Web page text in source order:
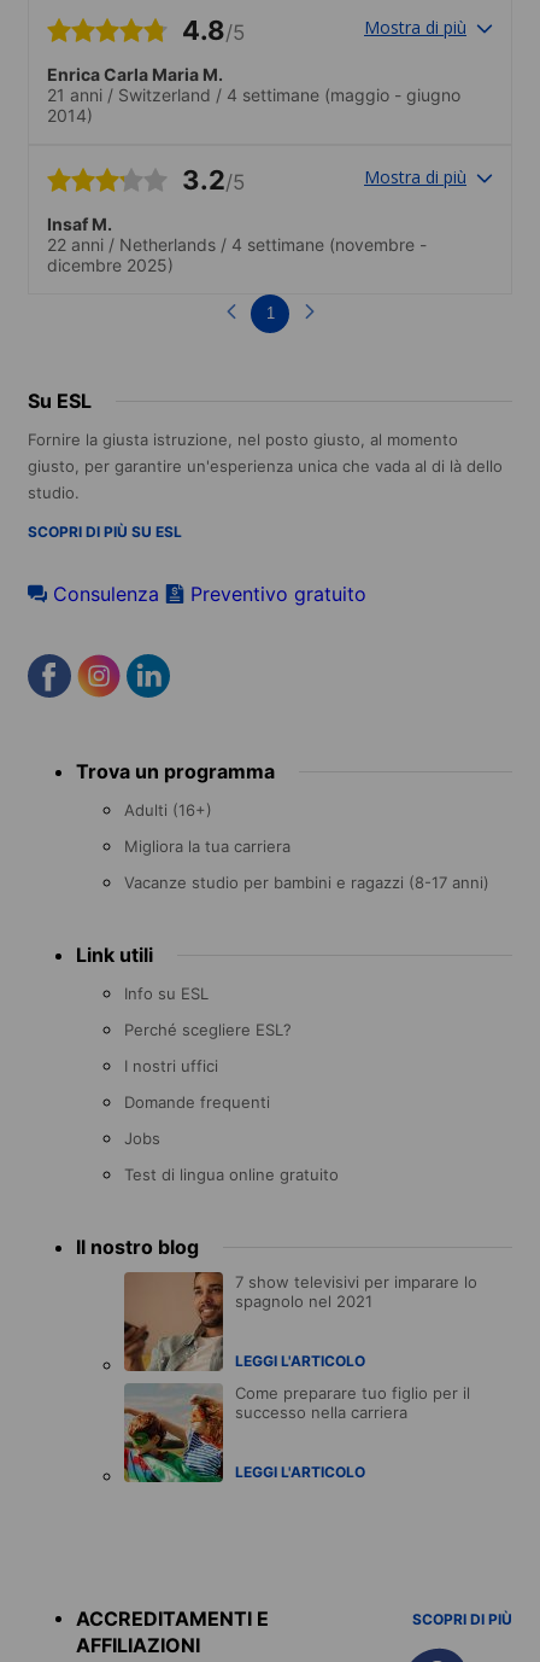
4.8/5 Mostra di più
Enrica Carla Maria M.
21 anni / Switzerland / 4 settimane (maggio - giugno
2014)
3.2/5 Mostra di più
Insaf M.
22 anni / Netherlands / 4 settimane (novembre -
dicembre 2025)
1
Su ESL
Fornire la giusta istruzione, nel posto giusto, al momento
giusto, per garantire un'esperienza unica che vada al di là dello
studio.
SCOPRI DI PIÙ SU ESL
Consulenza Preventivo gratuito
menuTrova un programma
Adulti (16+)
Migliora la tua carriera
Vacanze studio per bambini e ragazzi (8-17 anni)
Link utili
Info su ESL
Perché scegliere ESL?
I nostri uffici
Domande frequenti
Jobs
Test di lingua online gratuito
Il nostro blog
7 show televisivi per imparare lo
spagnolo nel 2021
LEGGI L'ARTICOLO
Come preparare tuo figlio per il
successo nella carriera
LEGGI L'ARTICOLO
ACCREDITAMENTI E
AFFILIAZIONI
SCOPRI DI PIÙ